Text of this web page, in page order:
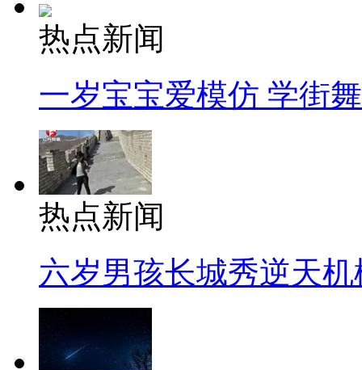
热点新闻
一岁宝宝爱模仿 学街
热点新闻
六岁男孩长城秀逆天机